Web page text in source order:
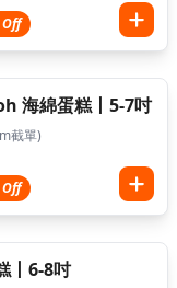
Off
海綿蛋糕丨5-7吋
截單)
Off
丨6-8吋